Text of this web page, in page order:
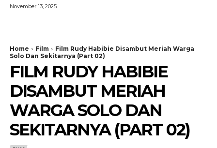
November 13, 2025